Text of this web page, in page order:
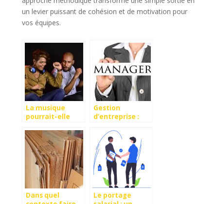
un levier puissant de cohésion et de motivation pour
vos équipes.
La musique
pourrait-elle
positif sur la
performance
des employés
Gestion
d’entreprise :
savoir?
Dans quel
Le portage